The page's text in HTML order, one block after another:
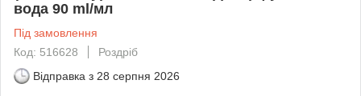
вода 90 ml/мл
Під замовлення
Код: 516628
Роздріб
Відправка з 28 серпня 2026